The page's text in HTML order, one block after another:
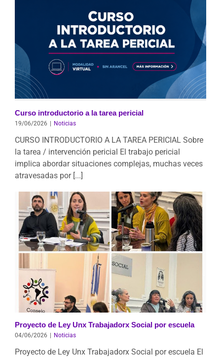
Curso introductorio a la tarea pericial
19/06/2026 Noticias
CURSO INTRODUCTORIO A LA TAREA PERICIAL Sobre
la tarea / intervención pericial El trabajo pericial
implica abordar situaciones complejas, muchas veces
atravesadas por [...]
Proyecto de Ley Unx Trabajadorx Social por escuela
04/06/2026 | Noticias
Proyecto de Ley Unx Trabajadorx Social por escuela El